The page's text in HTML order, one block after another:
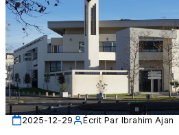
2025-12-29 Écrit Par Ibrahim Ajan